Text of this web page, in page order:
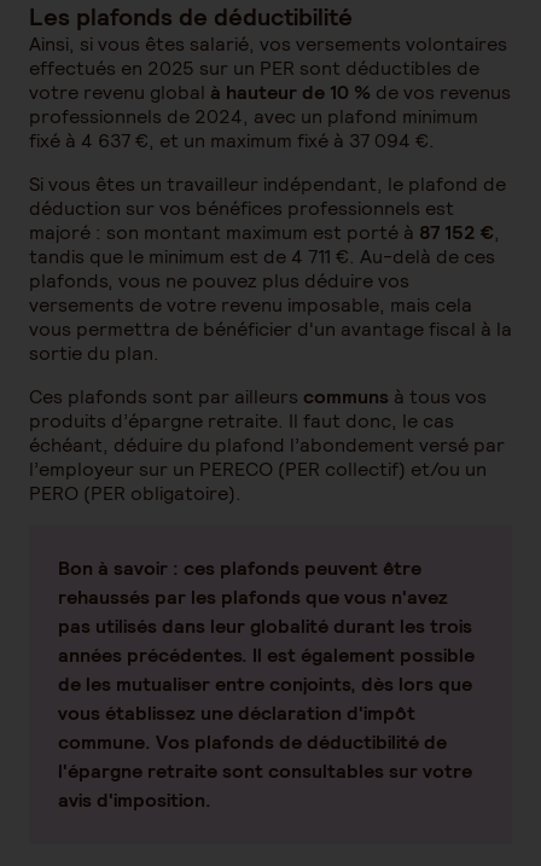
Les plafonds de déductibilité
Ainsi, si vous êtes salarié, vos versements volontaires
effectués en 2025 sur un PER sont déductibles de
votre revenu global à hauteur de 10 % de vos revenus
professionnels de 2024, avec un plafond minimum
fixé à 4 637 €, et un maximum fixé à 37 094 €.
Si vous êtes un travailleur indépendant, le plafond de
déduction sur vos bénéfices professionnels est
majoré : son montant maximum est porté à 87 152 €,
tandis que le minimum est de 4 711 €. Au-delà de ces
plafonds, vous ne pouvez plus déduire vos
versements de votre revenu imposable, mais cela
vous permettra de bénéficier d'un avantage fiscal à la
sortie du plan.
Ces plafonds sont par ailleurs communs à tous vos
produits d’épargne retraite. Il faut donc, le cas
échéant, déduire du plafond l’abondement versé par
l’employeur sur un PERECO (PER collectif) et/ou un
PERO (PER obligatoire).
Bon à savoir : ces plafonds peuvent être
rehaussés par les plafonds que vous n'avez
pas utilisés dans leur globalité durant les trois
années précédentes. Il est également possible
de les mutualiser entre conjoints, dès lors que
vous établissez une déclaration d'impôt
commune. Vos plafonds de déductibilité de
l'épargne retraite sont consultables sur votre
avis d'imposition.